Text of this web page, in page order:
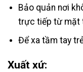
Bảo quản nơi
trực tiếp từ mặt
Để xa tầm tay
Xuất xứ: